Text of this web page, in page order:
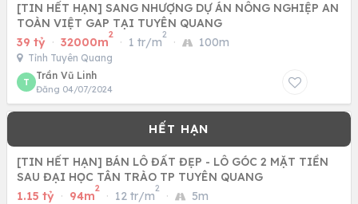
[TIN HẾT HẠN] SANG NHƯỢNG DỰ ÁN NÔNG NGHIỆP AN
TOÀN VIỆT GAP TẠI TUYÊN QUANG
39 tỷ · 32000m
2
· 1 tr/m
2
· 100m
Tỉnh Tuyên Quang
T
Trần Vũ Linh
Đăng 04/07/2024
[TIN HẾT HẠN] BÁN LÔ ĐẤT ĐẸP - LÔ GÓC 2 MẶT TIỀN
SAU ĐẠI HỌC TÂN TRÀO TP TUYÊN QUANG
1.15 tỷ · 94m
2
· 12 tr/m
2
· 5m